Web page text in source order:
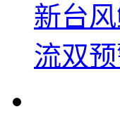
新台
流双预